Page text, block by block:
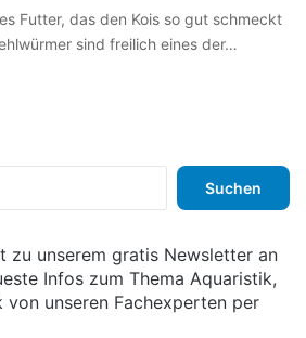
Futter, das den Kois so gut schmeckt
sind freilich eines der…
h
n
n
zu unserem gratis Newsletter an
Infos zum Thema Aquaristik,
von unseren Fachexperten per